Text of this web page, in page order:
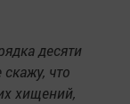
десяти
что
хищений,